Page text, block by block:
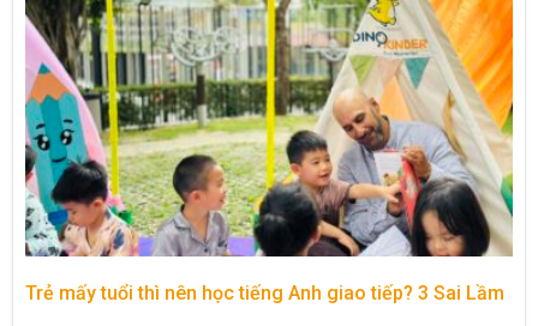
Trẻ mấy tuổi thì nên học tiếng Anh giao tiếp? 3 Sai Lầm